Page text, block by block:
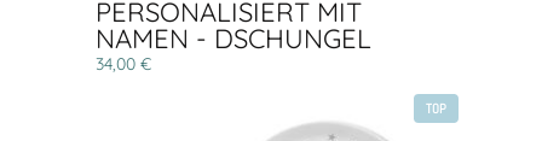
PERSONALISIERT MIT
NAMEN - DSCHUNGEL
34,00 €
TOP